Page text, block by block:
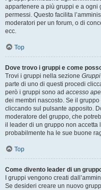
appartenere a più gruppi e a ogni
permessi. Questo facilita
moderatori per un forum, o di
ecc.
Top
Dove trovo i gruppi e come
Trovi i gruppi nella sezione Gruppi
parte di uno di questi procedi
però i gruppi sono ad accesso
dei membri nascosto. Se il
cliccando sul pulsante apposito.
moderatore del gruppo, che
il leader di un gruppo non accetta
probabilmente ha le sue buone
Top
Come divento leader di un
I gruppi vengono creati
Se desideri creare un nuovo